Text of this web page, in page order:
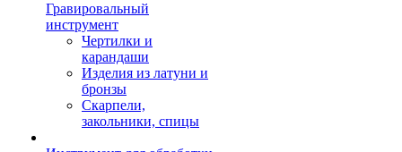
Гравировальный
инструмент
Чертилки и
карандаши
Изделия из латуни и
бронзы
Скарпели,
закольники, спицы